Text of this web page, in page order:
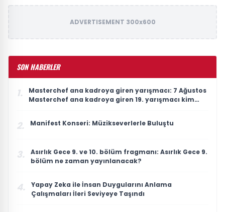
ADVERTISEMENT 300x600
SON HABERLER
1.
Masterchef ana kadroya giren yarışmacı: 7 Ağustos
Masterchef ana kadroya giren 19. yarışmacı kim
2. Manifest Konseri: Müzikseverlerle Buluştu
3.
Asırlık Gece 9. ve 10. bölüm fragmanı: Asırlık Gece 9.
bölüm ne zaman yayınlanacak?
4.
Yapay Zeka ile İnsan Duygularını Anlama
Çalışmaları İleri Seviyeye Taşındı